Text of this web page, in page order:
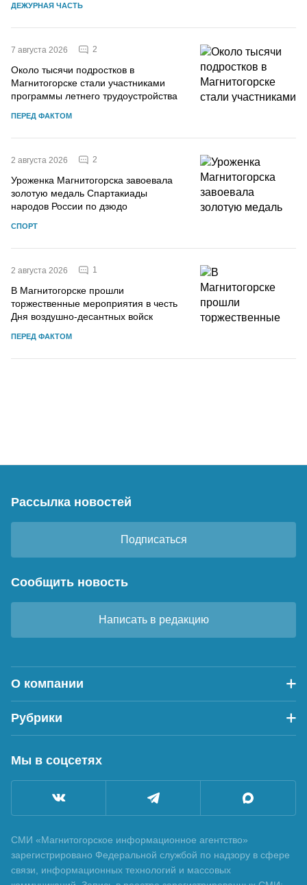
ДЕЖУРНАЯ ЧАСТЬ
7 августа 2026 2
Около тысячи подростков в
Магнитогорске стали участниками
программы летнего трудоустройства
ПЕРЕД ФАКТОМ
2 августа 2026 2
Уроженка Магнитогорска завоевала
золотую медаль Спартакиады
народов России по дзюдо
СПОРТ
2 августа 2026 1
В Магнитогорске прошли
торжественные мероприятия в честь
Дня воздушно-десантных войск
ПЕРЕД ФАКТОМ
Рассылка новостей
Подписаться
Сообщить новость
Написать в редакцию
О компании
Рубрики
Мы в соцсетях
СМИ «Магнитогорское информационное агентство»
зарегистрировано Федеральной службой по надзору в сфере
связи, информационных технологий и массовых